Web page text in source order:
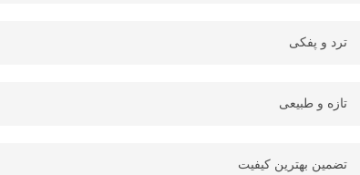
ترد و پفکی
تازه و طبیعی
تضمین بهترین کیفیت